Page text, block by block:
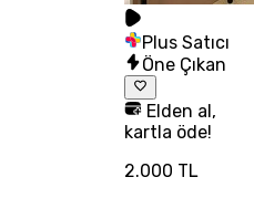
Plus Satıcı
Öne Çıkan
Elden al,
kartla öde!
2.000 TL